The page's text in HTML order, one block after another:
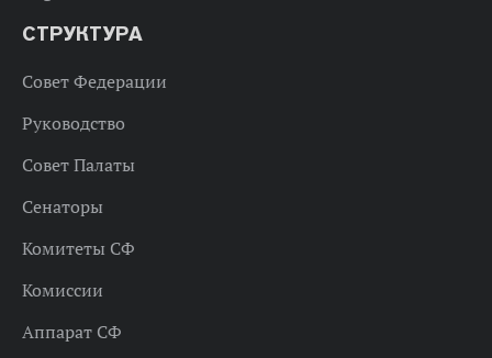
СТРУКТУРА
Совет Федерации
Руководство
Совет Палаты
Сенаторы
Комитеты СФ
Комиссии
Аппарат СФ